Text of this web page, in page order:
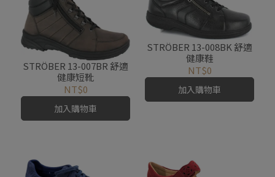
STRÖBER 13-007BR 舒適
健康短靴
NT$0
加入購物車
STRÖBER 13-008BK 舒適
健康鞋
NT$0
加入購物車